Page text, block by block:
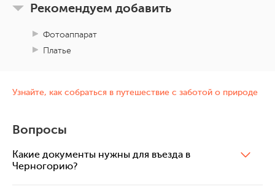
Рекомендуем добавить
Фотоаппарат
Платье
Узнайте, как собраться в путешествие с заботой о природе
Вопросы
Какие документы нужны для въезда в
Черногорию?